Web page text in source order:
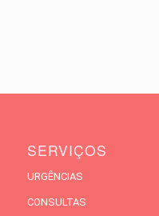
SERVIÇOS
URGÊNCIAS
CONSULTAS